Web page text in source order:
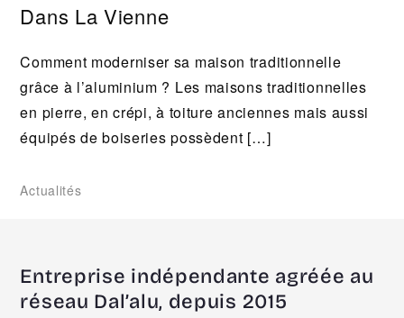
Dans La Vienne
Comment moderniser sa maison traditionnelle
grâce à l’aluminium ? Les maisons traditionnelles
en pierre, en crépi, à toiture anciennes mais aussi
équipés de boiseries possèdent […]
Actualités
Entreprise indépendante agréée au
réseau Dal’alu, depuis 2015